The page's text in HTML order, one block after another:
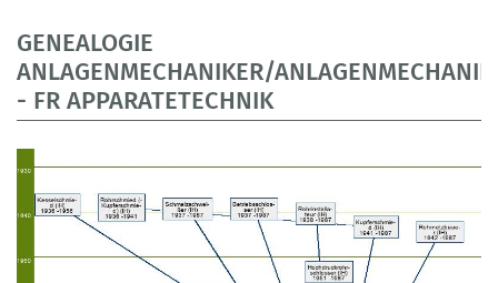
GENEALOGIE
ANLAGENMECHANIKER/
- FR APPARATETECHNIK